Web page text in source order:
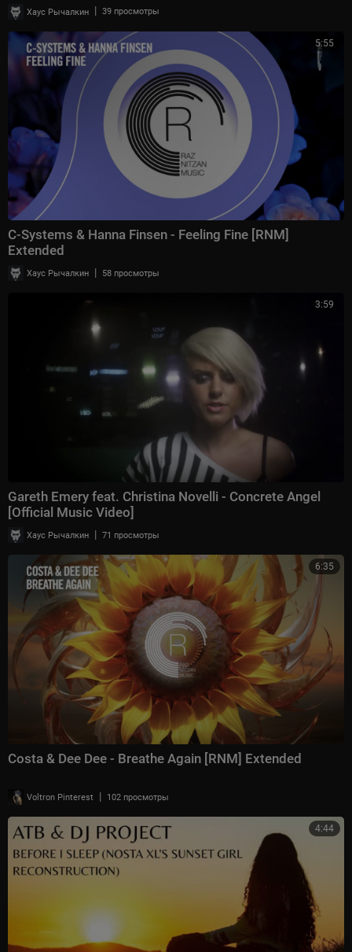
Хаус Рычалкин | 39 просмотры
5:55
C-Systems & Hanna Finsen - Feeling Fine [RNM]
Extended
Хаус Рычалкин | 58 просмотры
3:59
Gareth Emery feat. Christina Novelli - Concrete Angel
[Official Music Video]
Хаус Рычалкин | 71 просмотры
6:35
Costa & Dee Dee - Breathe Again [RNM] Extended
Voltron Pinterest | 102 просмотры
4:44